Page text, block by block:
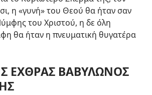
η «γυνή» του Θεού θα ήταν σαν
του Χριστού, η δε όλη
θα ήταν η πνευματική θυγατέρα
ΕΧΘΡΑΣ ΒΑΒΥΛΩΝΟΣ